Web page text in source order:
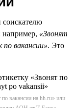
соискателю
например, «Звонят
вакансии». Это
вакансии на hh.ru» или